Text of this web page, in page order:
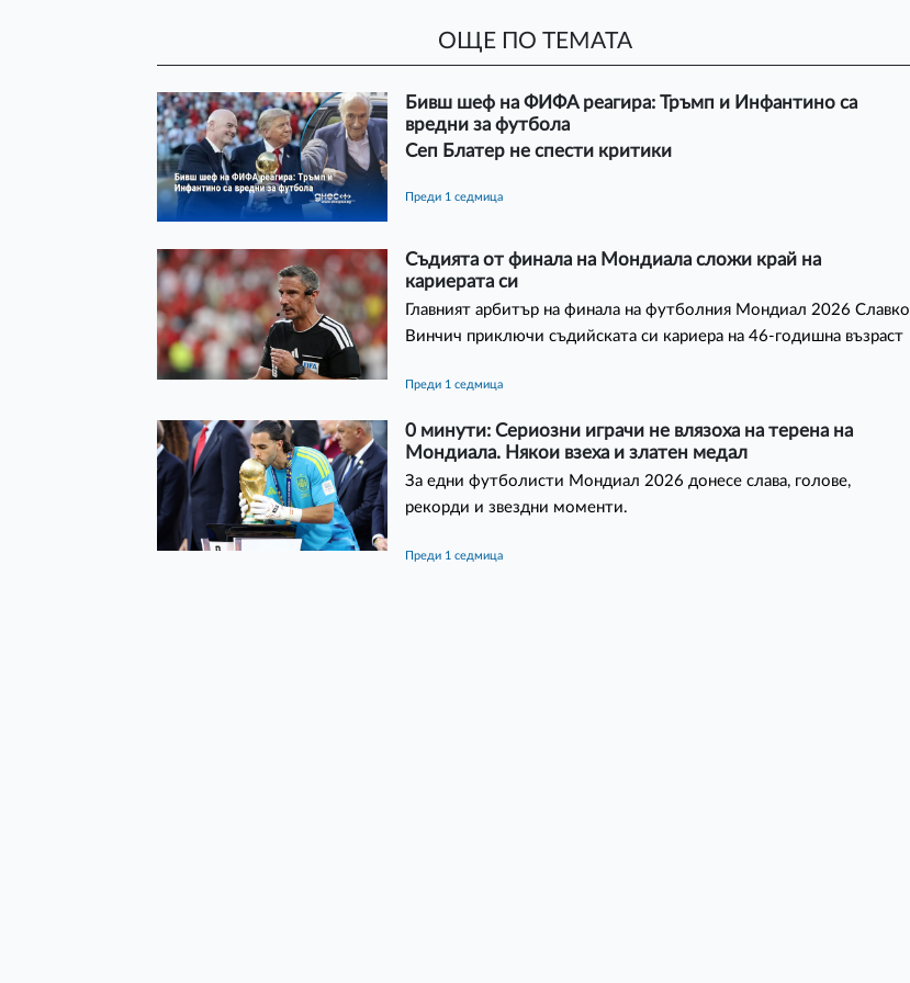
ОЩЕ ПО ТЕМАТА
Бивш шеф на ФИФА реагира: Тръмп и Инфантино са
вредни за футбола
Сеп Блатер не спести критики
преди 1 седмица
Съдията от финала на Мондиала сложи край на
кариерата си
Главният арбитър на финала на футболния Мондиал 2026 Славко
Винчич приключи съдийската си кариера на 46-годишна възраст
преди 1 седмица
0 минути: Сериозни играчи не влязоха на терена на
Мондиала. Някои взеха и златен медал
За едни футболисти Мондиал 2026 донесе слава, голове,
рекорди и звездни моменти.
преди 1 седмица